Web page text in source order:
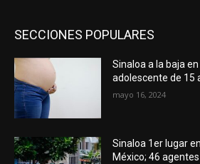
SECCIONES POPULARES
Sinaloa a la baja
adolescente de 15
mayo 16, 2024
Sinaloa 1er lugar
México; 46